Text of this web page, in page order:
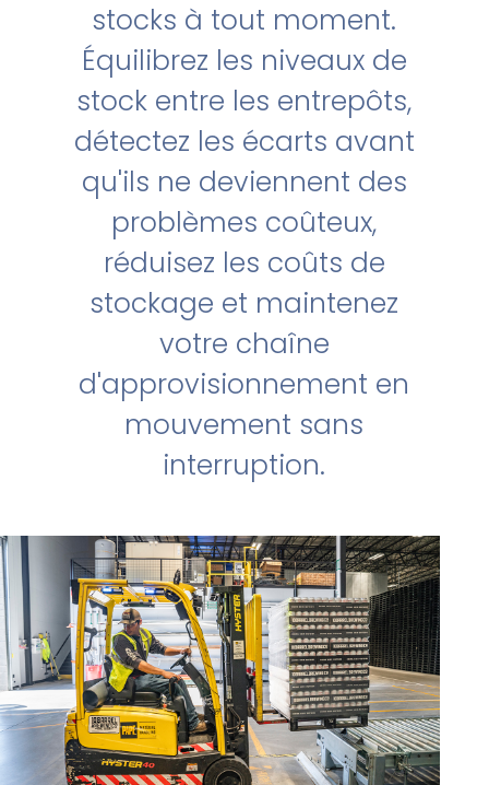
stocks à tout moment.
Équilibrez les niveaux de
stock entre les entrepôts,
détectez les écarts avant
qu'ils ne deviennent des
problèmes coûteux,
réduisez les coûts de
stockage et maintenez
votre chaîne
d'approvisionnement en
mouvement sans
interruption.